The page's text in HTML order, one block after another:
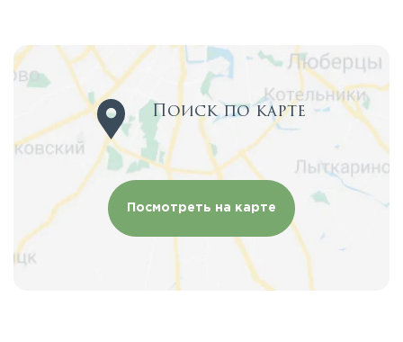
Поиск по карте
Посмотреть на карте